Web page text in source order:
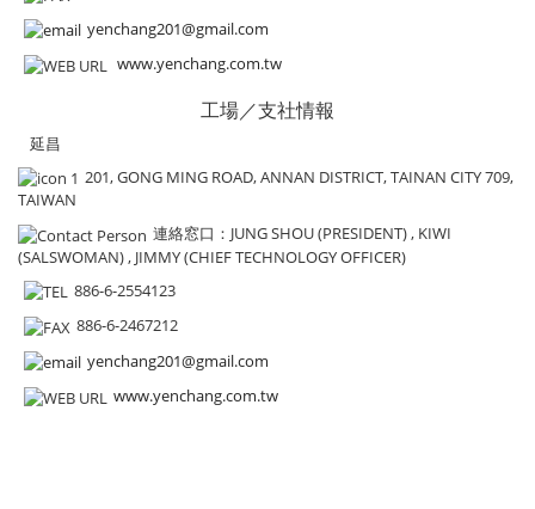
yenchang201@gmail.com
www.yenchang.com.tw
工場／支社情報
延昌
201, GONG MING ROAD, ANNAN DISTRICT, TAINAN CITY 709,
TAIWAN
連絡窓口 ：JUNG SHOU (PRESIDENT) , KIWI
(SALSWOMAN) , JIMMY (CHIEF TECHNOLOGY OFFICER)
886-6-2554123
886-6-2467212
yenchang201@gmail.com
www.yenchang.com.tw